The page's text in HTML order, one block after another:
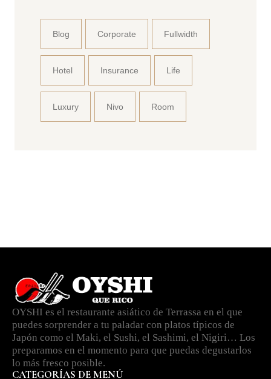
Blog Corporate Fullwidth
Hotel Insurance Life
Luxury Nivo Room
OYSHI es el restaurante asiático de Terrassa en el que
puedes sorprender a tu paladar con platos típicos de
Japón como el Maki, el Sushi, el Sashimi, el Nigiri… Los
preparamos en el momento para que puedas degustarlos
lo más fresco posible.
CATEGORÍAS DE MENÚ